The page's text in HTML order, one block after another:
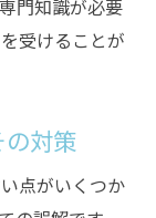
門知識が必要
受けることが
対策
点がいくつか